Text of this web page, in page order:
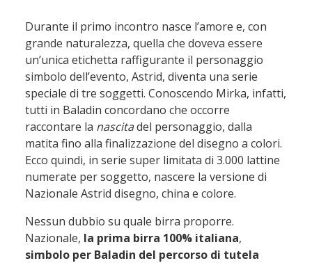
Durante il primo incontro nasce l’amore e, con
grande naturalezza, quella che doveva essere
un’unica etichetta raffigurante il personaggio
simbolo dell’evento, Astrid, diventa una serie
speciale di tre soggetti. Conoscendo Mirka, infatti,
tutti in Baladin concordano che occorre
raccontare la nascitadel personaggio, dalla
matita fino alla finalizzazione del disegno a colori.
Ecco quindi, in serie super limitata di 3.000 lattine
numerate per soggetto, nascere la versione di
Nazionale Astrid disegno, china e colore.
Nessun dubbio su quale birra proporre.
Nazionale, la prima birra 100% italiana,
simbolo per Baladin del percorso di tutela